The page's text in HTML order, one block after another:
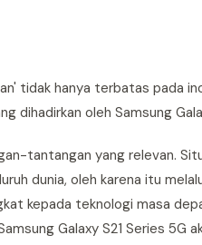
tidak hanya terbatas pada
oleh Samsung
tantangan yang relevan.
dunia, oleh karena itu
kepada teknologi masa
Galaxy S21 Series 5G